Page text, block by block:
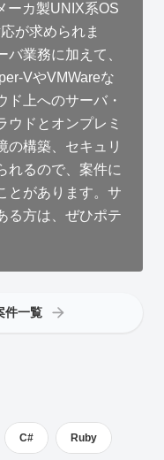
ーカ製UNIX系OS
が求められま
業務に加えて、
VやVMWareな
ド上へのサーバ・
ウドとオンプレミ
の構築、セキュリ
れるので、案件に
とがあります。サ
る方は、ぜひポテ
件一覧
C# Ruby